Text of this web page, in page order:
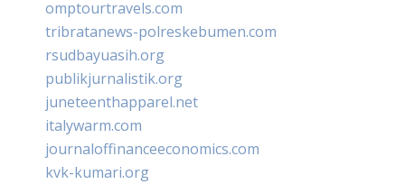
omptourtravels.com
tribratanews-polreskebumen.com
rsudbayuasih.org
publikjurnalistik.org
juneteenthapparel.net
italywarm.com
journaloffinanceeconomics.com
kvk-kumari.org